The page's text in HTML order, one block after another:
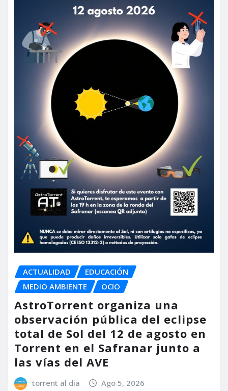
ACTUALIDAD
EDUCACIÓN
MEDIO AMBIENTE
OCIO
AstroTorrent organiza una
observación pública del eclipse
total de Sol del 12 de agosto en
Torrent en el Safranar junto a
las vías del AVE
torrent al dia Ago 5, 2026